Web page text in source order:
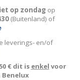
op zondag op
(Buitenland) of
leverings- en/of
€ dit is enkel voor